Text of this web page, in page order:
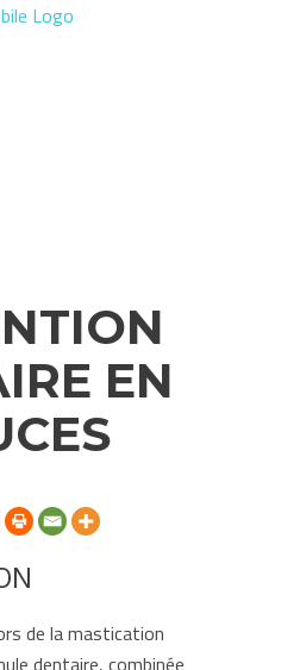
EN
de la mastication
dentaire, combinée